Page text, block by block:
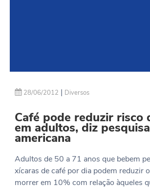
28/06/2012 | Diversos
Café pode reduzir risco
em adultos, diz pesquisa
americana
Adultos de 50 a 71 anos que bebem
xícaras de café por dia podem reduzir
morrer em 10% com relação àqueles